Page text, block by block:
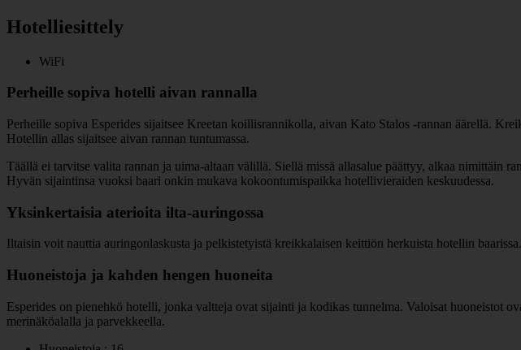
Hotelliesittely
WiFi
Perheille sopiva hotelli aivan rannalla
Perheille sopiva Esperides sijaitsee Kreetan koillisrannikolla, aivan Kato Stalos -rannan äärellä.
Hotellin allas sijaitsee aivan rannan tuntumassa.
Täällä ei tarvitse valita rannan ja uima-altaan välillä. Siellä missä allasalue päättyy, alkaa nimittäin
Hyvän sijaintinsa vuoksi baari onkin mukava kokoontumispaikka hotellivieraiden keskuudessa.
Yksinkertaisia aterioita ilta-auringossa
Iltaisin voit nauttia auringonlaskusta ja pelkistetyistä kreikkalaisen keittiön herkuista hotellin
Huoneistoja ja kahden hengen huoneita
Esperides on pienehkö hotelli, jonka valtteja ovat sijainti ja kodikas tunnelma. Valoisat huoneistot
merinäköalalla ja parvekkeella.